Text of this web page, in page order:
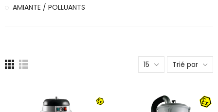
AMIANTE / POLLUANTS
15 Trié par